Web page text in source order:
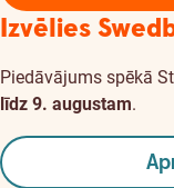
Izvēlies
Piedāvājums spēkā
līdz 9. augustam.